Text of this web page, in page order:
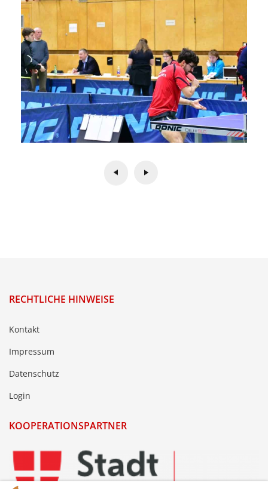
RECHTLICHE HINWEISE
Kontakt
Impressum
Datenschutz
Login
KOOPERATIONSPARTNER